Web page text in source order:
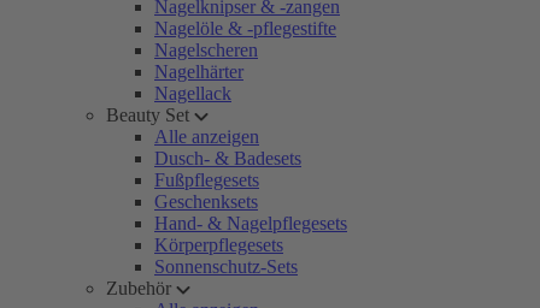
Nagelknipser & -zangen
Nagelöle & -pflegestifte
Nagelscheren
Nagelhärter
Nagellack
Beauty Set
Alle anzeigen
Dusch- & Badesets
Fußpflegesets
Geschenksets
Hand- & Nagelpflegesets
Körperpflegesets
Sonnenschutz-Sets
Zubehör